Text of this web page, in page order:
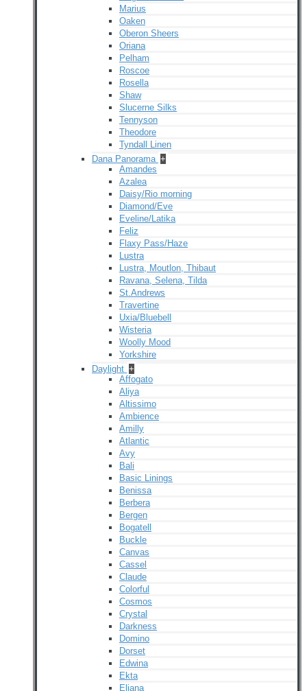
Marius
Oaken
Oberon Sheers
Oriana
Pelham
Roscoe
Rosella
Shaw
Slucerne Silks
Tennyson
Theodore
Tyndall Linen
Dana Panorama +
Amandes
Azalea
Daisy/Rio morning
Diamond/Eve
Eveline/Latika
Feliz
Flaxy Pass/Haze
Lustra
Lustra, Moutlon, Thibaut
Ravana, Selena, Tilda
St.Andrews
Travertine
Uxia/Bluebell
Wisteria
Woolly Mood
Yorkshire
Daylight +
Affogato
Aliya
Altissimo
Ambience
Amilly
Atlantic
Avy
Bali
Basic Linings
Benissa
Berbera
Bergen
Bogatell
Buckle
Canvas
Cassel
Claude
Colorful
Cosmos
Crystal
Darkness
Domino
Dorset
Edwina
Ekta
Eliana